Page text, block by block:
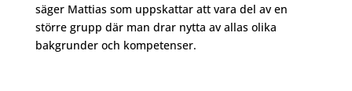
säger Mattias som uppskattar att vara del av en
större grupp där man drar nytta av allas olika
bakgrunder och kompetenser.